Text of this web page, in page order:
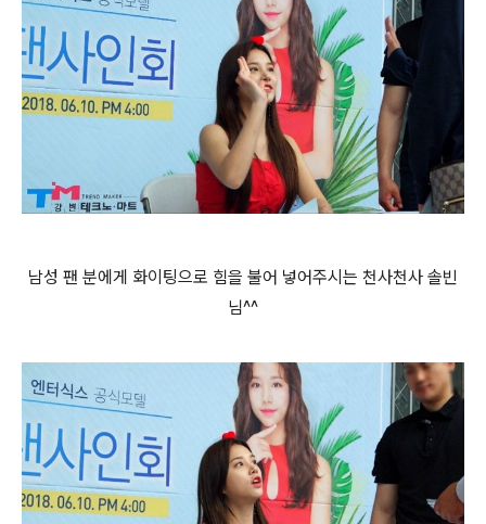
남성 팬 분에게 화이팅으로 힘을 불어 넣어주시는 천사천사 솔빈
님^^